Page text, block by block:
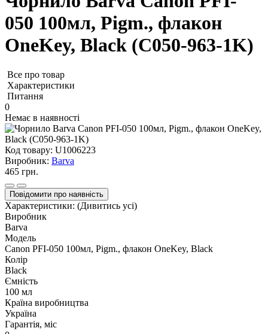
050 100мл, Pigm., флакон
OneKey, Black (C050-963-1K)
Все про товар
Характеристики
Питання
0
Немає в наявності
Код товару: U1006223
Виробник: Barva
465 грн.
Повідомити про наявність
Характеристики: (Дивитись усі)
Виробник
Barva
Модель
Canon PFI-050 100мл, Pigm., флакон OneKey, Black
Колір
Black
Ємність
100 мл
Країна виробництва
Україна
Гарантія, міс